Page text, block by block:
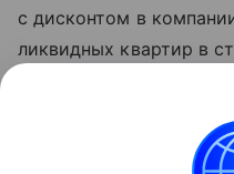
с дисконтом в
ликвидных квартир в
идти на условия